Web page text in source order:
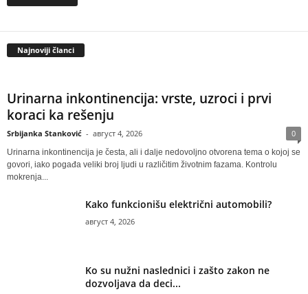
Najnoviji članci
Urinarna inkontinencija: vrste, uzroci i prvi
koraci ka rešenju
Srbijanka Stanković - август 4, 2026 0
Urinarna inkontinencija je česta, ali i dalje nedovoljno otvorena tema o kojoj se
govori, iako pogađa veliki broj ljudi u različitim životnim fazama. Kontrolu
mokrenja...
Kako funkcionišu električni automobili?
август 4, 2026
Ko su nužni naslednici i zašto zakon ne
dozvoljava da deci...